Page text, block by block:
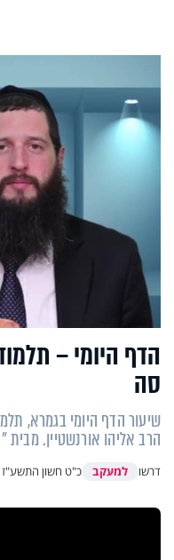
הדף היומי –
סה
שיעור הדף היומי בגמרא,
הרב אליהו אורנשטיין. מבית
דרשו למעקב כ"ט חשון התשע"ז